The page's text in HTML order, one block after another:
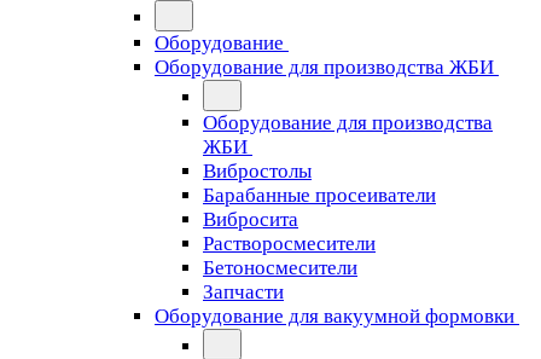
Оборудование
Оборудование для производства ЖБИ
Оборудование для производства
ЖБИ
Вибростолы
Барабанные просеиватели
Вибросита
Растворосмесители
Бетоносмесители
Запчасти
Оборудование для вакуумной формовки